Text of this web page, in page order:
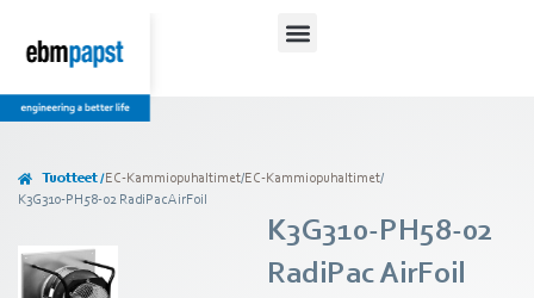
Tuotteet /EC-Kammiopuhaltimet/EC-Kammiopuhaltimet/
K3G310-PH58-02 RadiPac AirFoil
K3G310-PH58-02
RadiPac AirFoil